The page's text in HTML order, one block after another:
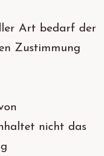
Art bedarf der
Zustimmung
nicht das